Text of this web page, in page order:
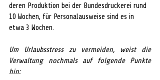
deren Produktion bei der Bundesdruckerei rund
10 Wochen, für Personalausweise sind es in
etwa 3 Wochen.
Um Urlaubsstress zu vermeiden, weist die
Verwaltung nochmals auf folgende Punkte
hin: